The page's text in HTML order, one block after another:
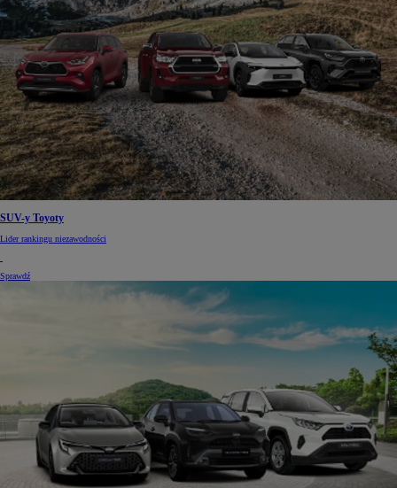
SUV-y Toyoty
Lider rankingu niezawodności
Sprawdź